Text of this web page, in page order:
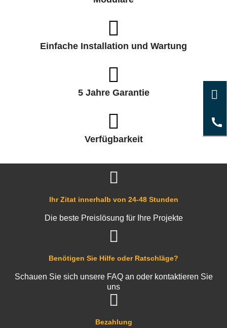
Einfache Installation und Wartung
5 Jahre Garantie
Verfügbarkeit
Bezahlung
Benötigen Sie Hilfe oder Ratschläge?
Schauen Sie sich unsere FAQ an oder kontaktieren Sie
uns
Ihr Zitat innerhalb von 24-48 Stunden
Die beste Preislösung für Ihre Projekte